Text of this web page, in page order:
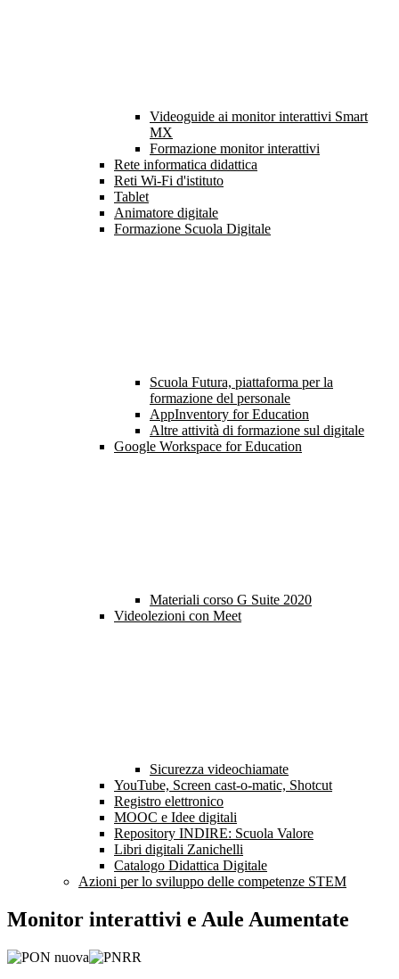
Videoguide ai monitor interattivi Smart
MX
Formazione monitor interattivi
Rete informatica didattica
Reti Wi-Fi d'istituto
Tablet
Animatore digitale
Formazione Scuola Digitale
Scuola Futura, piattaforma per la
formazione del personale
AppInventory for Education
Altre attività di formazione sul digitale
Google Workspace for Education
Materiali corso G Suite 2020
Videolezioni con Meet
Sicurezza videochiamate
YouTube, Screen cast-o-matic, Shotcut
Registro elettronico
MOOC e Idee digitali
Repository INDIRE: Scuola Valore
Libri digitali Zanichelli
Catalogo Didattica Digitale
Azioni per lo sviluppo delle competenze STEM
Monitor interattivi e Aule Aumentate